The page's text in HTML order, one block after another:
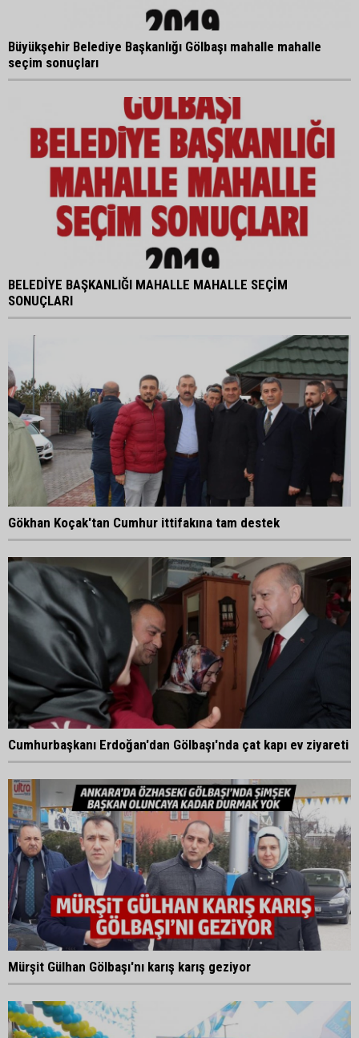
Büyükşehir Belediye Başkanlığı Gölbaşı mahalle mahalle
seçim sonuçları
BELEDİYE BAŞKANLIĞI MAHALLE MAHALLE SEÇİM
SONUÇLARI
Gökhan Koçak'tan Cumhur ittifakına tam destek
Cumhurbaşkanı Erdoğan'dan Gölbaşı'nda çat kapı ev ziyareti
Mürşit Gülhan Gölbaşı'nı karış karış geziyor